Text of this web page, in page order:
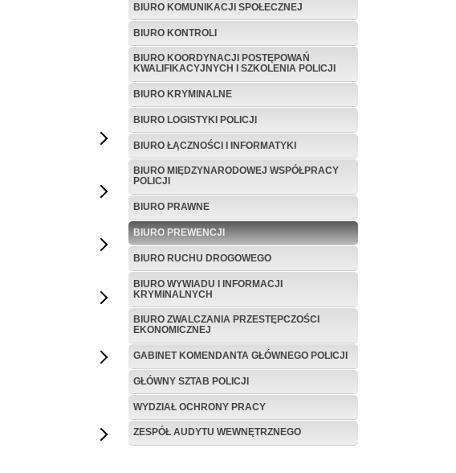
BIURO KOMUNIKACJI SPOŁECZNEJ
BIURO KONTROLI
BIURO KOORDYNACJI POSTĘPOWAŃ
KWALIFIKACYJNYCH I SZKOLENIA POLICJI
BIURO KRYMINALNE
BIURO LOGISTYKI POLICJI
BIURO ŁĄCZNOŚCI I INFORMATYKI
BIURO MIĘDZYNARODOWEJ WSPÓŁPRACY
POLICJI
BIURO PRAWNE
BIURO PREWENCJI
BIURO RUCHU DROGOWEGO
BIURO WYWIADU I INFORMACJI
KRYMINALNYCH
BIURO ZWALCZANIA PRZESTĘPCZOŚCI
EKONOMICZNEJ
GABINET KOMENDANTA GŁÓWNEGO POLICJI
GŁÓWNY SZTAB POLICJI
WYDZIAŁ OCHRONY PRACY
ZESPÓŁ AUDYTU WEWNĘTRZNEGO